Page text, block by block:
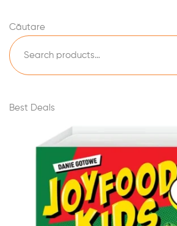
Căutare
Best Deals